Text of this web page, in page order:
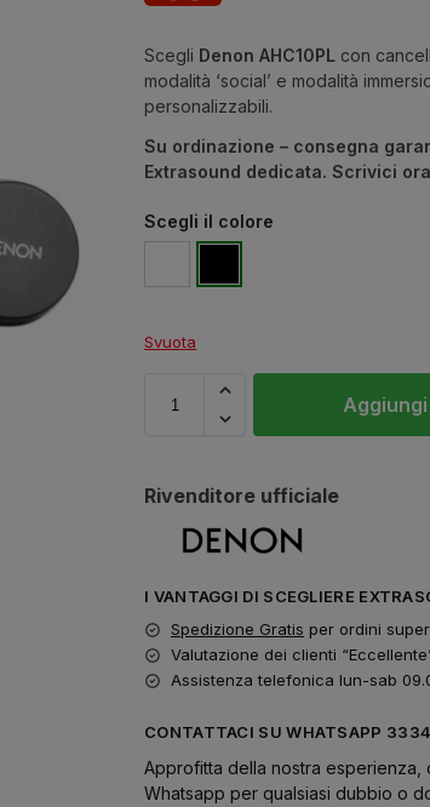
Scegli Denon AHC10PL con
modalità ‘social’ e modalità
personalizzabili.
Su ordinazione – consegna
Extrasound dedicata. Scrivici
Scegli il colore
Svuota
Rivenditore ufficiale
I VANTAGGI DI SCEGLIERE
Spedizione Gratis per ordini
Valutazione dei clienti
Assistenza telefonica lun-sab
CONTATTACI SU WHATSAPP
Approfitta della nostra esperienza,
Whatsapp per qualsiasi dubbio o